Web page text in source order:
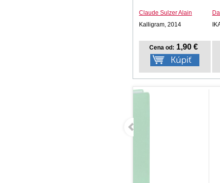
Claude Sulzer Alain
Kalligram, 2014
Cena od: 1,90 €